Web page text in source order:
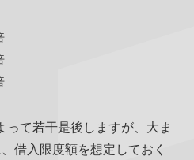
って若干是後しますが、大ま
借入限度額を想定しておく